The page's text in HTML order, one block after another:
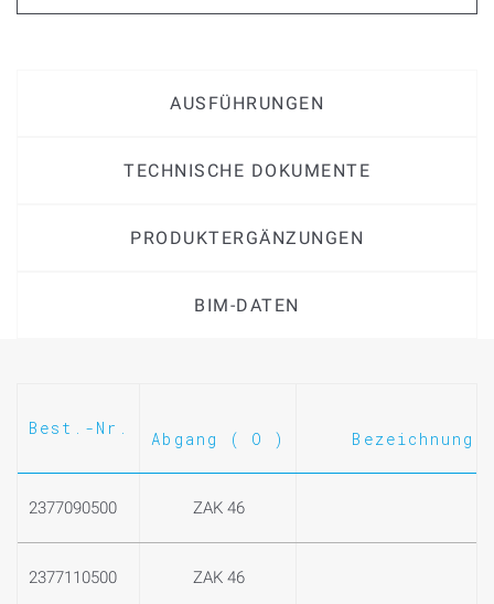
AUSFÜHRUNGEN
TECHNISCHE DOKUMENTE
PRODUKTERGÄNZUNGEN
BIM-DATEN
Best.-Nr.
Abgang ( O ) Bezeichnung
2377090500 ZAK 46
2377110500 ZAK 46